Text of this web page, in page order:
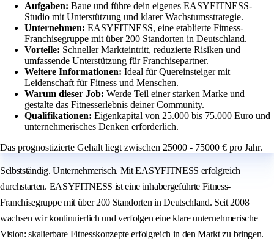
Aufgaben: Baue und führe dein eigenes EASYFITNESS-
Studio mit Unterstützung und klarer Wachstumsstrategie.
Unternehmen: EASYFITNESS, eine etablierte Fitness-
Franchisegruppe mit über 200 Standorten in Deutschland.
Vorteile: Schneller Markteintritt, reduzierte Risiken und
umfassende Unterstützung für Franchisepartner.
Weitere Informationen: Ideal für Quereinsteiger mit
Leidenschaft für Fitness und Menschen.
Warum dieser Job: Werde Teil einer starken Marke und
gestalte das Fitnesserlebnis deiner Community.
Qualifikationen: Eigenkapital von 25.000 bis 75.000 Euro und
unternehmerisches Denken erforderlich.
Das prognostizierte Gehalt liegt zwischen 25000 - 75000 € pro Jahr.
Selbstständig. Unternehmerisch. Mit EASYFITNESS erfolgreich
durchstarten. EASYFITNESS ist eine inhabergeführte Fitness-
Franchisegruppe mit über 200 Standorten in Deutschland. Seit 2008
wachsen wir kontinuierlich und verfolgen eine klare unternehmerische
Vision: skalierbare Fitnesskonzepte erfolgreich in den Markt zu bringen.